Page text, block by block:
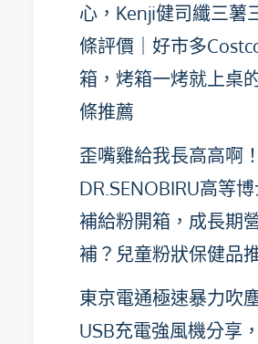
心，Kenji健司纖三薯
條評價｜好市多
箱，烤箱一烤就上桌
條推薦
歪嘴雞給我長高高啊！
DR.SENOBIRU高等
補給粉開箱，成長期
補？兒童粉狀保健品
東京電通極速暴力吹
USB充電強風機分享